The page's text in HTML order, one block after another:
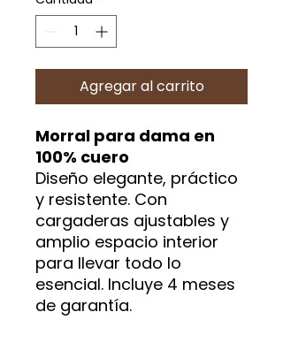
Agregar al carrito
Morral para dama en
100% cuero
Diseño elegante, práctico
y resistente. Con
cargaderas ajustables y
amplio espacio interior
para llevar todo lo
esencial. Incluye 4 meses
de garantía.